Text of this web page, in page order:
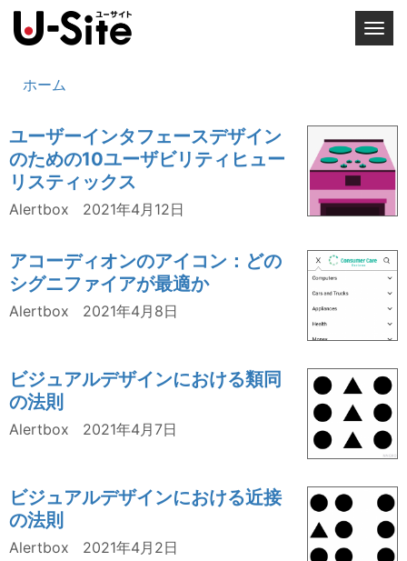
T
e
n
a
v
g
a
o
ホーム
ユーザーインタフェースデザイン
のための10ユーザビリティヒュー
リスティックス
Alertbox 2021年4月12日
アコーディオンのアイコン：どの
シグニファイアが最適か
Alertbox 2021年4月8日
ビジュアルデザインにおける類同
の法則
Alertbox 2021年4月7日
ビジュアルデザインにおける近接
の法則
Alertbox 2021年4月2日